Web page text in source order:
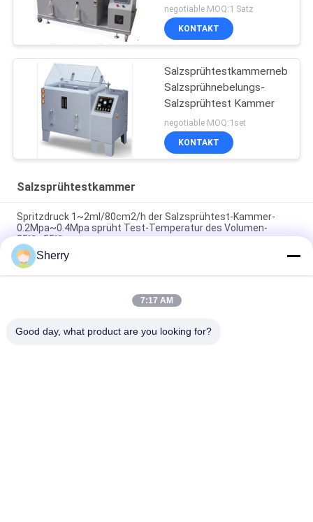
negotiable MOQ:1 Satz
KONTAKT
Salzsprühtestkammernebel,
Salzsprühnebelungs-
Salzsprühtest Kammer
negotiable MOQ:1set
KONTAKT
Salzsprühtestkammer
Spritzdruck 1~2ml/80cm2/h der Salzsprühtest-Kammer-
0.2Mpa~0.4Mpa sprüht Test-Temperatur des Volumen-
35℃~55℃
95%RH mit Test-Zeit-Salz-Nebel-Korrosions-Test der
0.3mm~0.8mm Spray-Düsen-48hours~1000hours
95%RH mit 0.3mm~0.8mm Test-Zeit-Salz-Nebel-Korrosions-
Sherry
7:17 AM
Good day, what product are you looking for?